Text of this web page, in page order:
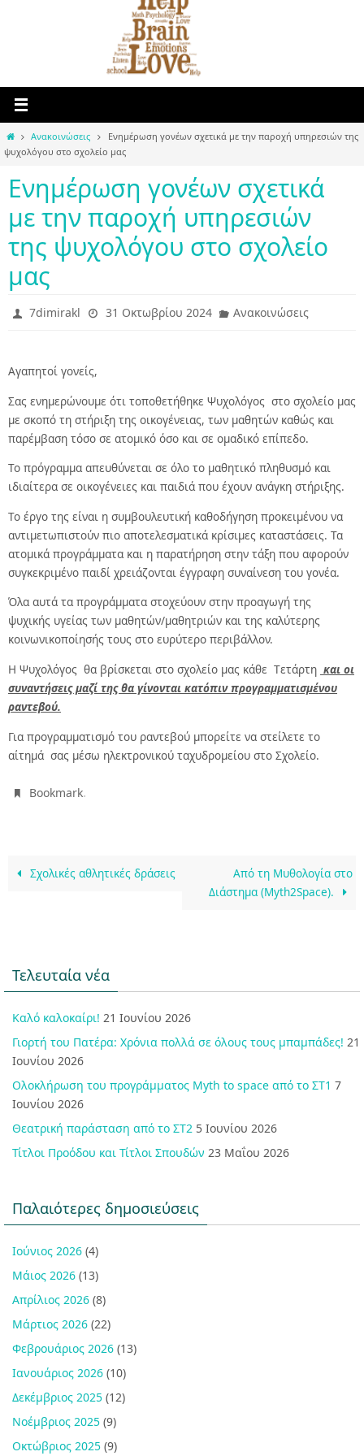
HomeΑνακοινώσεις
Ενημέρωση γονέων σχετικά με την παροχή υπηρεσιών της
ψυχολόγου στο σχολείο μας
Ενημέρωση γονέων σχετικά
με την παροχή υπηρεσιών
της ψυχολόγου στο σχολείο
μας
7dimirakl 31 Οκτωβρίου 2024 Ανακοινώσεις
Αγαπητοί γονείς,
Σας ενημερώνουμε ότι τοποθετήθηκε Ψυχολόγος στο σχολείο μας
με σκοπό τη στήριξη της οικογένειας, των μαθητών καθώς και
παρέμβαση τόσο σε ατομικό όσο και σε ομαδικό επίπεδο.
Το πρόγραμμα απευθύνεται σε όλο το μαθητικό πληθυσμό και
ιδιαίτερα σε οικογένειες και παιδιά που έχουν ανάγκη στήριξης.
Το έργο της είναι η συμβουλευτική καθοδήγηση προκειμένου να
αντιμετωπιστούν πιο αποτελεσματικά κρίσιμες καταστάσεις. Τα
ατομικά προγράμματα και η παρατήρηση στην τάξη που αφορούν
συγκεκριμένο παιδί χρειάζονται έγγραφη συναίνεση του γονέα.
Όλα αυτά τα προγράμματα στοχεύουν στην προαγωγή της
ψυχικής υγείας των μαθητών/μαθητριών και της καλύτερης
κοινωνικοποίησής τους στο ευρύτερο περιβάλλον.
Η Ψυχολόγος θα βρίσκεται στο σχολείο μας κάθε Tετάρτη και οι
συναντήσεις μαζί της θα γίνονται κατόπιν προγραμματισμένου
ραντεβού.
Για προγραμματισμό του ραντεβού μπορείτε να στείλετε το
αίτημά σας μέσω ηλεκτρονικού ταχυδρομείου στο Σχολείο.
Bookmark.
Σχολικές αθλητικές δράσεις
Από τη Μυθολογία στο
Διάστημα (Myth2Space).
Τελευταία νέα
Καλό καλοκαίρι! 21 Ιουνίου 2026
Γιορτή του Πατέρα: Χρόνια πολλά σε όλους τους μπαμπάδες! 21
Ιουνίου 2026
Ολοκλήρωση του προγράμματος Myth to space από το ΣΤ1 7
Ιουνίου 2026
Θεατρική παράσταση από το ΣΤ2 5 Ιουνίου 2026
Τίτλοι Προόδου και Τίτλοι Σπουδών 23 Μαΐου 2026
Παλαιότερες δημοσιεύσεις
Ιούνιος 2026 (4)
Μάιος 2026 (13)
Απρίλιος 2026 (8)
Μάρτιος 2026 (22)
Φεβρουάριος 2026 (13)
Ιανουάριος 2026 (10)
Δεκέμβριος 2025 (12)
Νοέμβριος 2025 (9)
Οκτώβριος 2025 (9)